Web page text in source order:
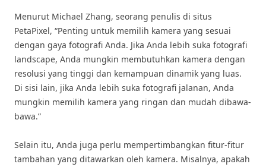
Menurut Michael Zhang, seorang penulis di situs
PetaPixel, “Penting untuk memilih kamera yang sesuai
dengan gaya fotografi Anda. Jika Anda lebih suka fotografi
landscape, Anda mungkin membutuhkan kamera dengan
resolusi yang tinggi dan kemampuan dinamik yang luas.
Di sisi lain, jika Anda lebih suka fotografi jalanan, Anda
mungkin memilih kamera yang ringan dan mudah dibawa-
bawa.”
Selain itu, Anda juga perlu mempertimbangkan fitur-fitur
tambahan yang ditawarkan oleh kamera. Misalnya, apakah